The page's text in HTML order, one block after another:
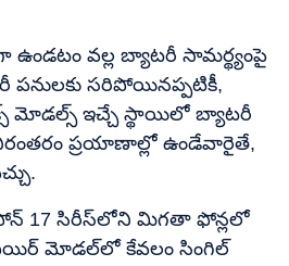
వల్ల బ్యాటరీ సామర్థ్యంపై
పనులకు సరిపోయినప్పటికీ,
మోడల్స్ ఇచ్చే స్థాయిలో బ్యాటరీ
ప్రయాణాల్లో ఉండేవారైతే,
17 సిరీస్‌లోని మిగతా ఫోన్లలో
ఎయిర్ మోడల్‌లో కేవలం సింగిల్